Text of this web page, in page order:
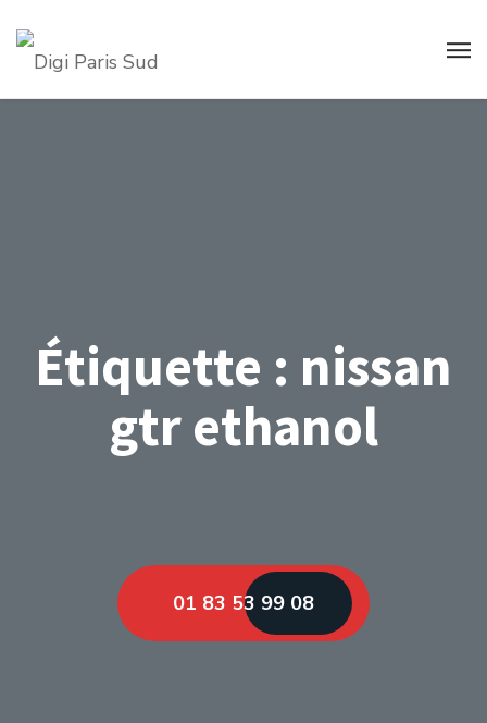
Étiquette : nissan
gtr ethanol
01 83 53 99 08